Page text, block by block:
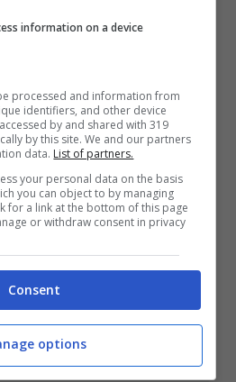
di nuovo
è la fidanzata dell’ex
information on a device
processed and information from
identifiers, and other device
by and shared with 319
by this site. We and our partners
data. List of partners.
your personal data on the basis
you can object to by managing
for a link at the bottom of this page
or withdraw consent in privacy
Consent
options